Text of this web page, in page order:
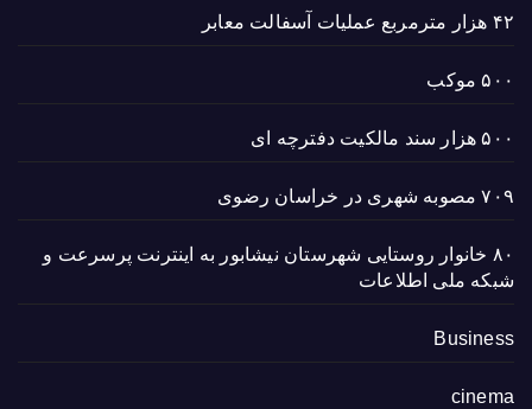
۴۲ هزار مترمربع عملیات آسفالت معابر
۵۰۰ موکب
۵۰۰ هزار سند مالکیت دفترچه ای
۷۰۹ مصوبه شهری در خراسان رضوی
۸۰ خانوار روستایی شهرستان نیشابور به اینترنت پرسرعت و
شبکه ملی اطلاعات
Business
cinema